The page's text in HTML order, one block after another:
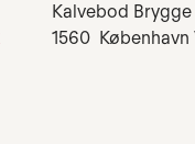
Kalvebod
1560 København